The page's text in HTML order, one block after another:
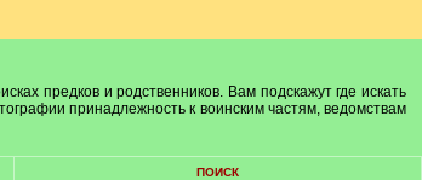
предков и родственников. Вам подскажут где искать
принадлежность к воинским частям, ведомствам
ПОИСК